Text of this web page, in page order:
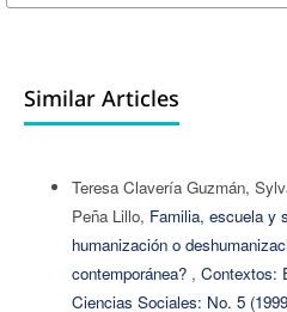
Similar Articles
Teresa Clavería Guzmán,
Peña Lillo, Familia, escuela y
humanización o
contemporánea? , Contextos:
Ciencias Sociales: No. 5